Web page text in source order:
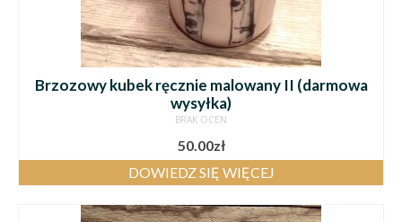
Brzozowy kubek ręcznie malowany II (darmowa
wysyłka)
BRAK OCEN
50.00zł
DOWIEDZ SIĘ WIĘCEJ